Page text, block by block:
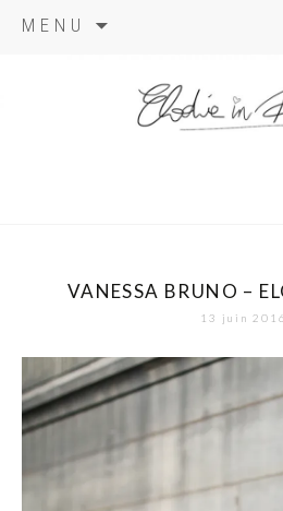
MENU
VANESSA BRUNO –
13 juin 2016